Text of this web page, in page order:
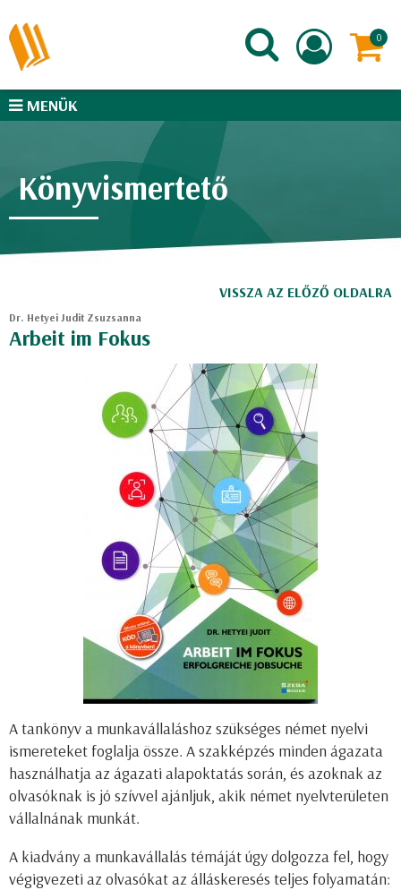
MENÜK
Könyvismertető
VISSZA AZ ELŐZŐ OLDALRA
Dr. Hetyei Judit Zsuzsanna
Arbeit im Fokus
A tankönyv a munkavállaláshoz szükséges német nyelvi
ismereteket foglalja össze. A szakképzés minden ágazata
használhatja az ágazati alapoktatás során, és azoknak az
olvasóknak is jó szívvel ajánljuk, akik német nyelvterületen
vállalnának munkát.
A kiadvány a munkavállalás témáját úgy dolgozza fel, hogy
végigvezeti az olvasókat az álláskeresés teljes folyamatán: